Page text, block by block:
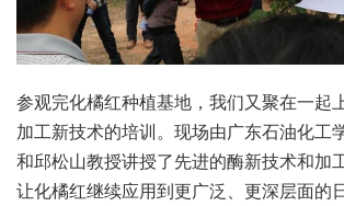
参观完化橘红种植基地，我们又聚在一起
加工新技术的培训。现场由广东石油化工
和邱松山教授讲授了先进的酶新技术和加
让化橘红继续应用到更广泛、更深层面的